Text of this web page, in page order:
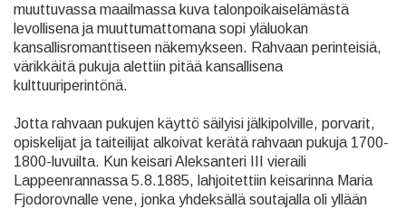
muuttuvassa maailmassa kuva talonpoikaiselämästä
levollisena ja muuttumattomana sopi yläluokan
kansallisromanttiseen näkemykseen. Rahvaan perinteisiä,
värikkäitä pukuja alettiin pitää kansallisena
kulttuuriperintönä.
Jotta rahvaan pukujen käyttö säilyisi jälkipolville, porvarit,
opiskelijat ja taiteilijat alkoivat kerätä rahvaan pukuja 1700-
1800-luvuilta. Kun keisari Aleksanteri III vieraili
Lappeenrannassa 5.8.1885, lahjoitettiin keisarinna Maria
Fjodorovnalle vene, jonka yhdeksällä soutajalla oli yllään